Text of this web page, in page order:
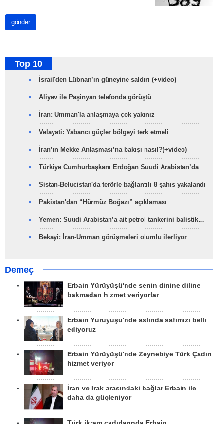
gönder
Top 10
İsrail'den Lübnan’ın güneyine saldırı (+video)
Aliyev ile Paşinyan telefonda görüştü
İran: Umman'la anlaşmaya çok yakınız
Velayati: Yabancı güçler bölgeyi terk etmeli
İran’ın Mekke Anlaşması’na bakışı nasıl?(+video)
Türkiye Cumhurbaşkanı Erdoğan Suudi Arabistan’da
Sistan-Belucistan'da terörle bağlantılı 8 şahıs yakalandı
Pakistan'dan “Hürmüz Boğazı” açıklaması
Yemen: Suudi Arabistan’a ait petrol tankerini balistik…
Bekayi: İran-Umman görüşmeleri olumlu ilerliyor
Demeç
Erbain Yürüyüşü'nde senin dinine diline
bakmadan hizmet veriyorlar
Erbain Yürüyüşü'nde aslında safımızı belli
ediyoruz
Erbain Yürüyüşü'nde Zeynebiye Türk Çadırı
hizmet veriyor
İran ve Irak arasındaki bağlar Erbain ile
daha da güçleniyor